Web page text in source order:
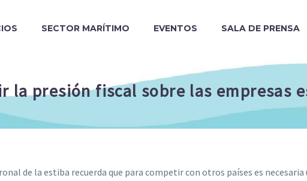
SECTOR MARÍTIMO EVENTOS SALA DE PRENSA
la presión fiscal sobre las empresas
de la estiba recuerda que para competir con otros países es